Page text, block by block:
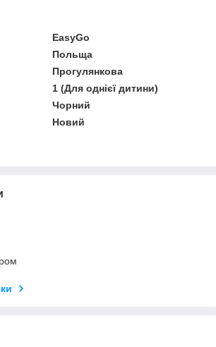
EasyGo
Польща
Прогулянкова
1 (Для однієї дитини)
Чорний
Новий